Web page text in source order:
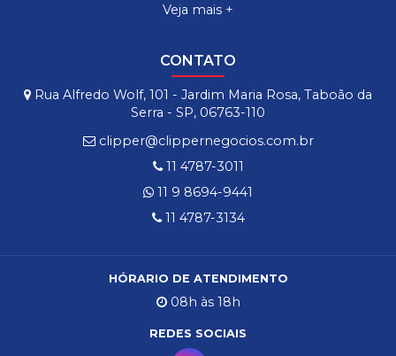
Veja mais +
CONTATO
Rua Alfredo Wolf, 101 - Jardim Maria Rosa, Taboão da
Serra - SP, 06763-110
clipper@clippernegocios.com.br
11 4787-3011
11 9 8694-9441
11 4787-3134
HÓRARIO DE ATENDIMENTO
08h às 18h
REDES SOCIAIS